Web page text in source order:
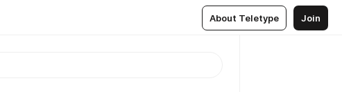
About Teletype Join